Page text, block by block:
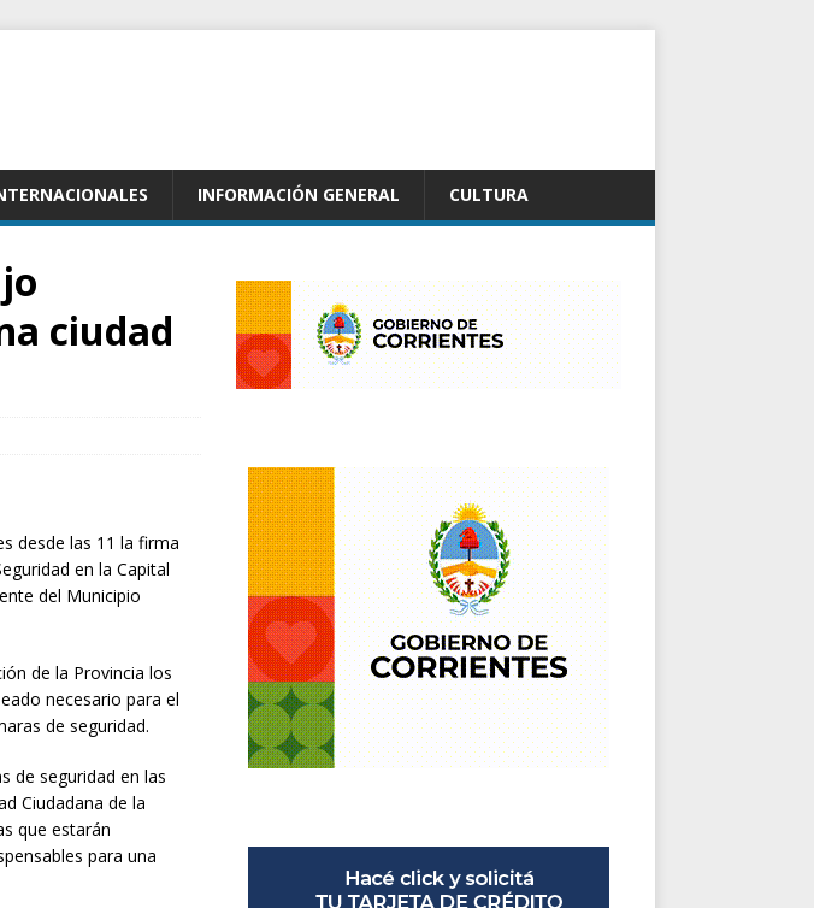
INFORMACIÓN GENERAL CULTURA
ciudad
desde las 11 la firma
en la Capital
del Municipio
de la Provincia los
necesario para el
de seguridad.
de seguridad en las
Ciudadana de la
que estarán
para una